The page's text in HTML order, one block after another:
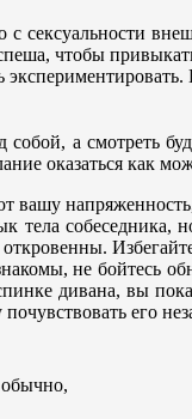
сексуальности
чтобы
а смотреть
оказаться как
напряженность,
собеседника,
не бойтесь
дивана, вы
его
обычно,